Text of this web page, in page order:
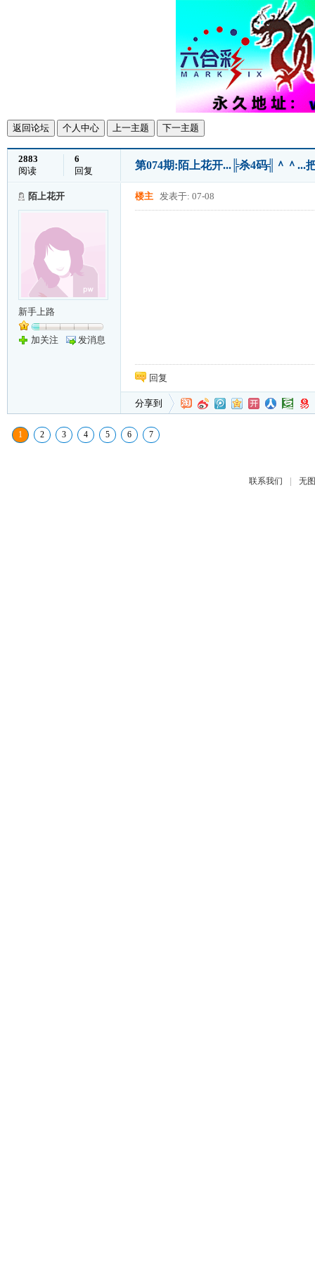
返回论坛 个人中心 上一主题 下一主题
2883
阅读
6
回复
第074期:陌上花开...╠杀4码╣＾＾...
陌上花开
新手上路
加关注 发消息
楼主 发表于: 07-08
回复
分享到
1 2 3 4 5 6 7
联系我们 | 无